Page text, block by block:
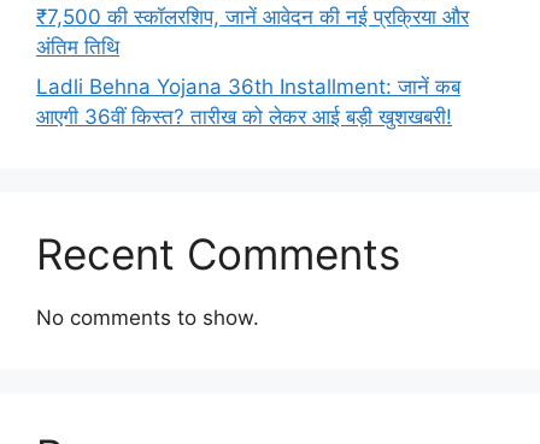
₹7,500 की स्कॉलरशिप, जानें आवेदन की नई प्रक्रिया और
अंतिम तिथि
Ladli Behna Yojana 36th Installment: जानें कब
आएगी 36वीं किस्त? तारीख को लेकर आई बड़ी खुशखबरी!
Recent Comments
No comments to show.